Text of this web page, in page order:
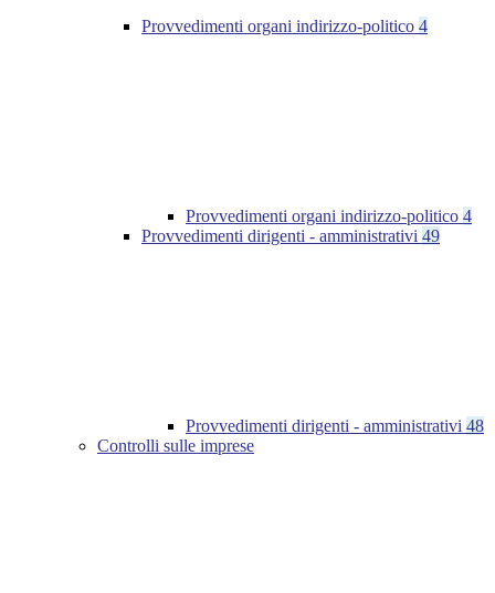
Provvedimenti organi indirizzo-politico 4
Provvedimenti organi indirizzo-politico 4
Provvedimenti dirigenti - amministrativi 49
Provvedimenti dirigenti - amministrativi 48
Controlli sulle imprese